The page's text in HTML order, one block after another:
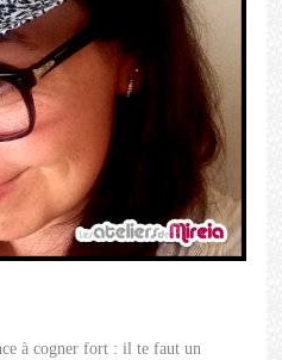
à cogner fort : il te faut un